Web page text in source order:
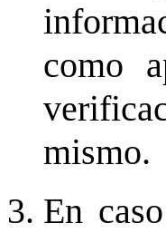
como
mismo.
En